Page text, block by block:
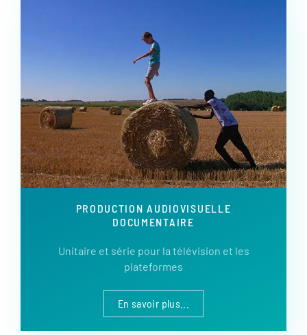
PRODUCTION AUDIOVISUELLE
DOCUMENTAIRE
Unitaire et série pour la télévision et les
plateformes
En savoir plus...